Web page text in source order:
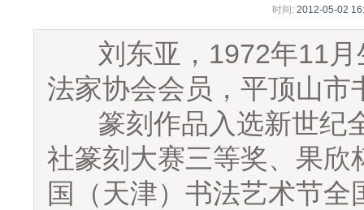
时间: 2012-05-02
刘东亚，1972年11月
法家协会会员，平顶
篆刻作品入选新世纪
社篆刻大赛三等奖、果欣
国（天津）书法艺术节